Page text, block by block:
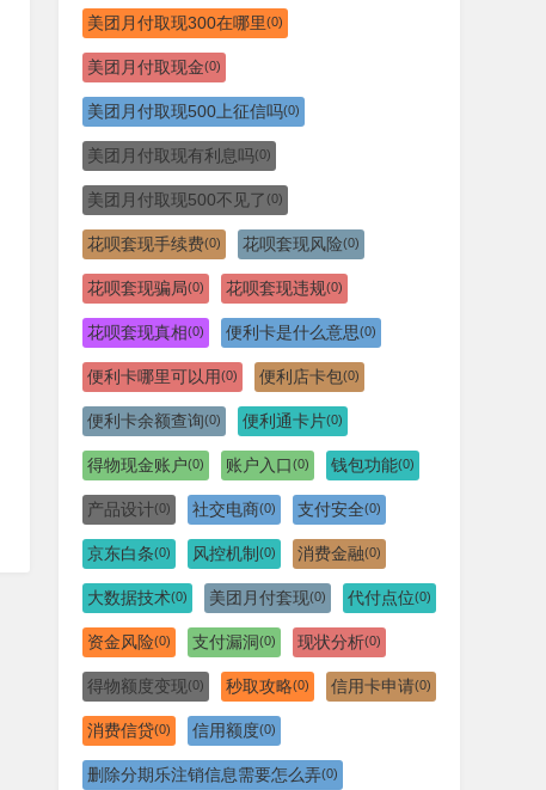
美团月付取现300在哪里(0)
美团月付取现金(0)
美团月付取现500上征信吗(0)
美团月付取现有利息吗(0)
美团月付取现500不见了 (0)
花呗套现手续费(0) 花呗套现风险(0)
花呗套现骗局(0) 花呗套现违规(0)
花呗套现真相(0) 便利卡是什么意思(0)
便利卡哪里可以用(0) 便利店卡包(0)
便利卡余额查询(0) 便利通卡片(0)
得物现金账户(0) 账户入口(0) 钱包功能(0)
产品设计(0) 社交电商(0) 支付安全(0)
京东白条(0) 风控机制 (0) 消费金融(0)
大数据技术(0) 美团月付套现(0) 代付点位(0)
资金风险(0) 支付漏洞(0) 现状分析(0)
得物额度变现(0) 秒取攻略(0) 信用卡申请(0)
消费信贷(0) 信用额度(0)
删除分期乐注销信息需要怎么弄(0)